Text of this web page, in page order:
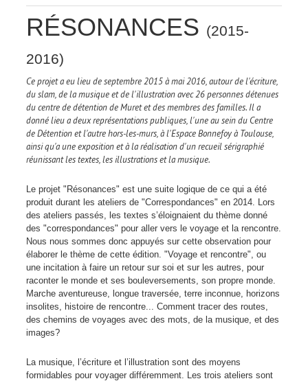
RÉSONANCES (2015-
2016)
Ce projet a eu lieu de septembre 2015 à mai 2016, autour de l'écriture,
du slam, de la musique et de l'illustration avec 26 personnes détenues
du centre de détention de Muret et des membres des familles. Il a
donné lieu a deux représentations publiques, l'une au sein du Centre
de Détention et l'autre hors-les-murs, à l'Espace Bonnefoy à Toulouse,
ainsi qu'a une exposition et à la réalisation d'un recueil sérigraphié
réunissant les textes, les illustrations et la musique.
Le projet "Résonances" est une suite logique de ce qui a été
produit durant les ateliers de "Correspondances" en 2014. Lors
des ateliers passés, les textes s’éloignaient du thème donné
des "correspondances" pour aller vers le voyage et la rencontre.
Nous nous sommes donc appuyés sur cette observation pour
élaborer le thème de cette édition. "Voyage et rencontre", ou
une incitation à faire un retour sur soi et sur les autres, pour
raconter le monde et ses bouleversements, son propre monde.
Marche aventureuse, longue traversée, terre inconnue, horizons
insolites, histoire de rencontre... Comment tracer des routes,
des chemins de voyages avec des mots, de la musique, et des
images?
La musique, l’écriture et l’illustration sont des moyens
formidables pour voyager différemment. Les trois ateliers sont